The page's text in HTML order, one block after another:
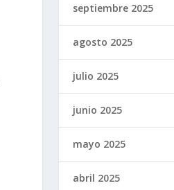
septiembre 2025
agosto 2025
julio 2025
junio 2025
mayo 2025
abril 2025